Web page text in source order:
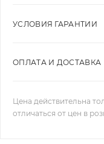
УСЛОВИЯ ГАРАНТИИ
ОПЛАТА И ДОСТАВКА
Цена действительна
отличаться от цен в